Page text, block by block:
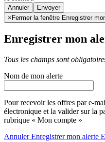
Annuler
× Fermer la fenêtre Enregistrer
Enregistrer mon
Tous les champs sont
Nom de mon alerte
Pour recevoir les offres par e-
électronique et la valider sur la
rubrique « Mon compte »
AnnulerEnregistrer mon alerte